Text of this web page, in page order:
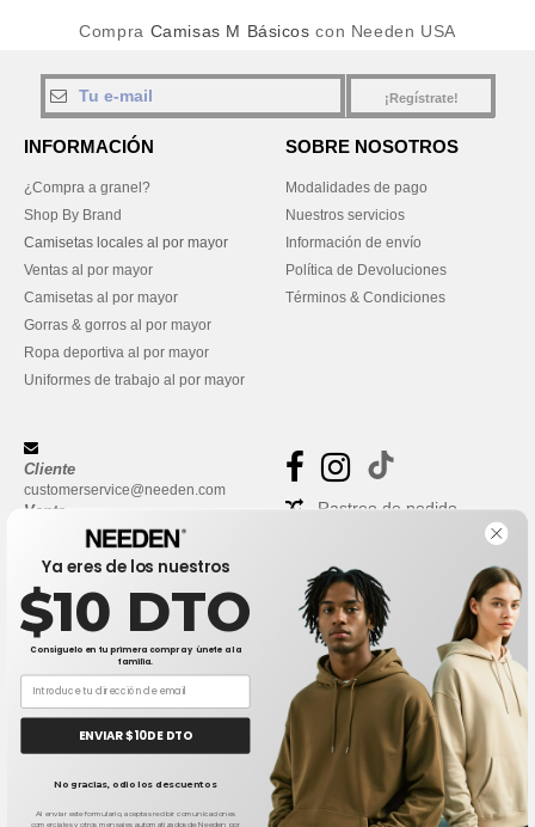
Compra Camisas M Básicos con Needen USA
¡Regístrate!
INFORMACIÓN
¿Compra a granel?
Shop By Brand
Camisetas locales al por mayor
Ventas al por mayor
Camisetas al por mayor
Gorras & gorros al por mayor
Ropa deportiva al por mayor
Uniformes de trabajo al por mayor
SOBRE NOSOTROS
Modalidades de pago
Nuestros servicios
Información de envío
Política de Devoluciones
Términos & Condiciones
Cliente
customerservice@needen.com
Venta
sales@needen.com
Rastreo de pedido
Hola
Si tienes dudas o preguntas, puedes
escribirnos en cualquier momento.
Ya eres de los nuestros
$10 DTO
Consíguelo en tu primera compra y únete a la
familia.
ENVIAR $10 DE DTO
No gracias, odio los descuentos
Al enviar este formulario, aceptas recibir comunicaciones
comerciales y otros mensajes automatizados de Needen por